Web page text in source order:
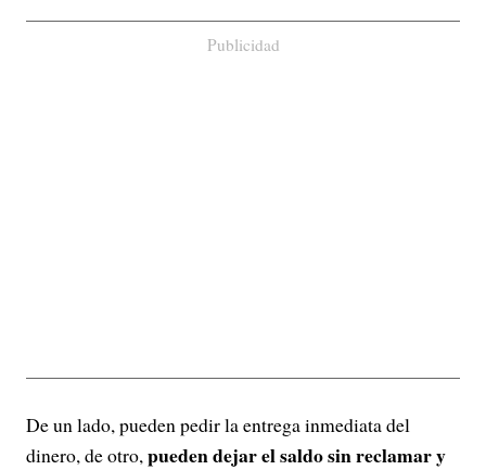
Publicidad
De un lado, pueden pedir la entrega inmediata del
dinero, de otro,pueden dejar el saldo sin reclamar y